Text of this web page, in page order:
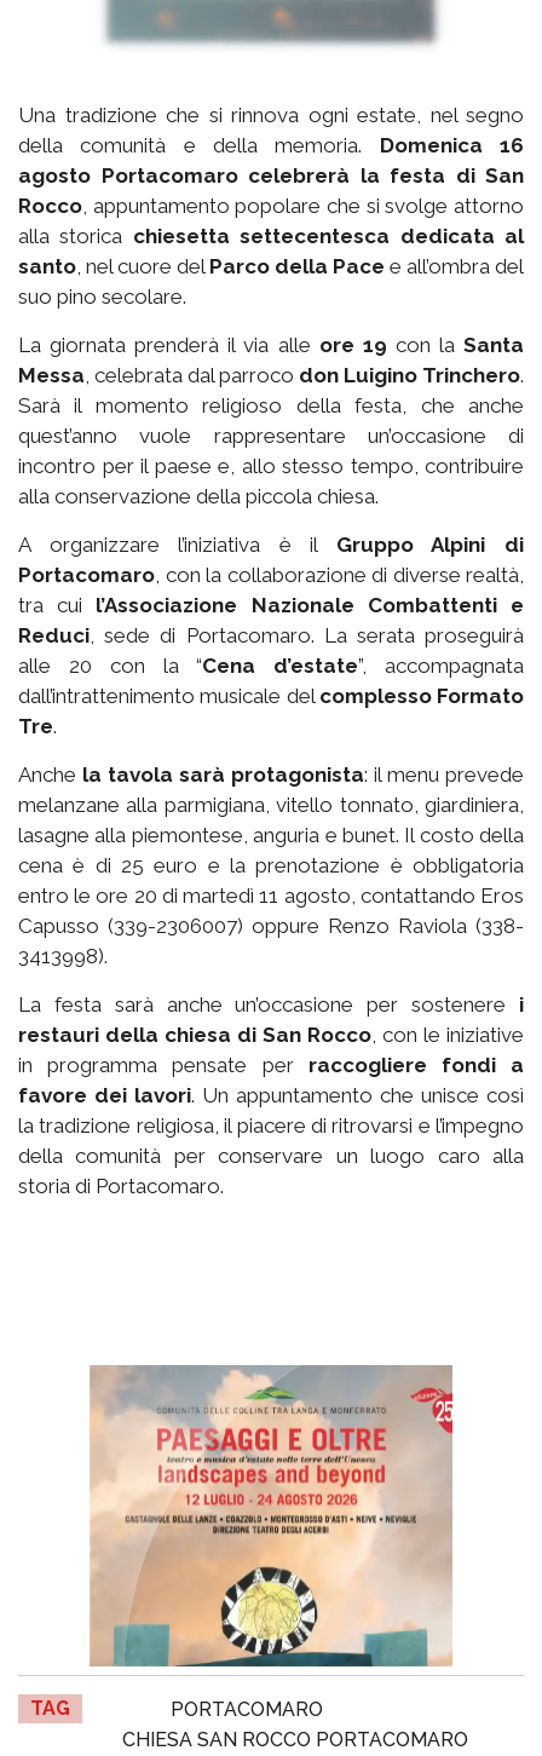
Una tradizione che si rinnova ogni estate, nel segno
della comunità e della memoria. Domenica 16
agosto Portacomaro celebrerà la festa di San
Rocco, appuntamento popolare che si svolge attorno
alla storica chiesetta settecentesca dedicata al
santo, nel cuore del Parco della Pace e all’ombra del
suo pino secolare.
La giornata prenderà il via alle ore 19 con laSanta
Messa, celebrata dal parroco don Luigino Trinchero.
Sarà il momento religioso della festa, che anche
quest’anno vuole rappresentare un’occasione di
incontro per il paese e, allo stesso tempo, contribuire
alla conservazione della piccola chiesa.
A organizzare l’iniziativa è il Gruppo Alpini di
Portacomaro, con la collaborazione di diverse realtà,
tra cui l’Associazione Nazionale Combattenti e
Reduci, sede di Portacomaro. La serata proseguirà
alle 20 con la “Cena d’estate”, accompagnata
dall’intrattenimento musicale del complesso Formato
Tre.
Anche la tavola sarà protagonista: il menu prevede
melanzane alla parmigiana, vitello tonnato, giardiniera,
lasagne alla piemontese, anguria e bunet. Il costo della
cena è di 25 euro e la prenotazione è obbligatoria
entro le ore 20 di martedì 11 agosto, contattando Eros
Capusso (339-2306007) oppure Renzo Raviola (338-
3413998).
La festa sarà anche un’occasione per sostenere i
restauri della chiesa di San Rocco, con le iniziative
in programma pensate per raccogliere fondi a
favore dei lavori. Un appuntamento che unisce così
la tradizione religiosa, il piacere di ritrovarsi e l’impegno
della comunità per conservare un luogo caro alla
storia di Portacomaro.
TAG
PORTACOMARO
CHIESA SAN ROCCO PORTACOMARO